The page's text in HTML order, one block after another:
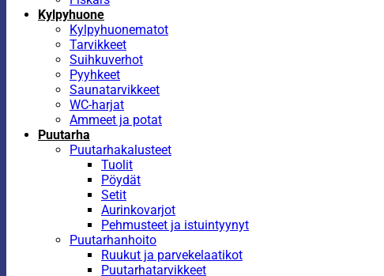
Kylpyhuone
Kylpyhuonematot
Tarvikkeet
Suihkuverhot
Pyyhkeet
Saunatarvikkeet
WC-harjat
Ammeet ja potat
Puutarha
Puutarhakalusteet
Tuolit
Pöydät
Setit
Aurinkovarjot
Pehmusteet ja istuintyynyt
Puutarhanhoito
Ruukut ja parvekelaatikot
Puutarhatarvikkeet